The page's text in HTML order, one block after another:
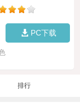
PC下载
排行